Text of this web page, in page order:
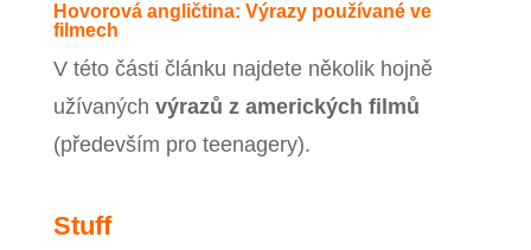
Hovorová angličtina: Výrazy používané ve
filmech
V této části článku najdete několik hojně
užívaných výrazů z amerických filmů
(především pro teenagery).
Stuff